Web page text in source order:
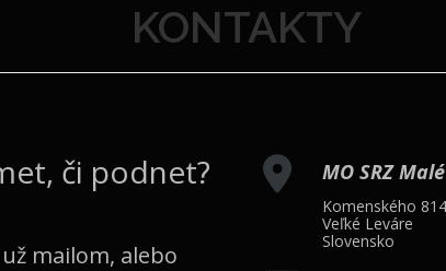
KONTAKTY
či podnet?
mailom, alebo
MO SRZ
Komenského 814
Veľké Leváre
Slovensko